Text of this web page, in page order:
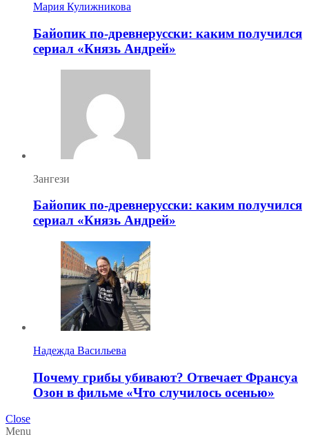
Мария Кулижникова
Байопик по-древнерусски: каким получился
сериал «Князь Андрей»
Зангези
Байопик по-древнерусски: каким получился
сериал «Князь Андрей»
Надежда Васильева
Почему грибы убивают? Отвечает Франсуа
Озон в фильме «Что случилось осенью»
Close
Menu